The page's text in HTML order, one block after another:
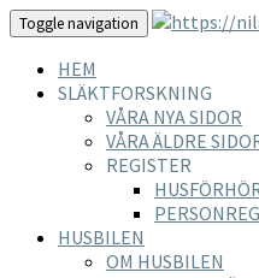
Toggle navigation
HEM
SLÄKTFORSKNING
VÅRA NYA SIDOR
VÅRA ÄLDRE
REGISTER
HUSBILEN
OM HUSBILEN